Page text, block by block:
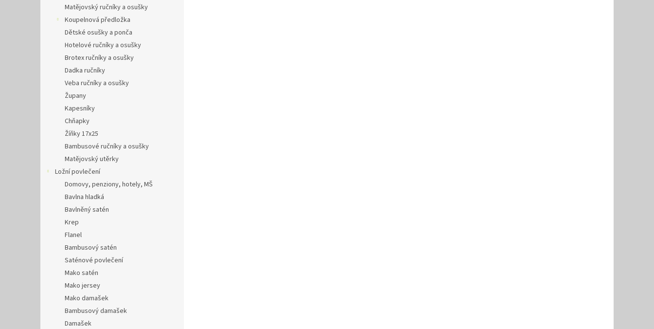
Matějovský ručníky a osušky
Koupelnová předložka
Dětské osušky a ponča
Hotelové ručníky a osušky
Brotex ručníky a osušky
Dadka ručníky
Veba ručníky a osušky
Župany
Kapesníky
Chňapky
Žíňky 17x25
Bambusové ručníky a osušky
Matějovský utěrky
Ložní povlečení
Domovy, penziony, hotely, MŠ
Bavlna hladká
Bavlněný satén
Krep
Flanel
Bambusový satén
Saténové povlečení
Mako satén
Mako jersey
Mako damašek
Bambusový damašek
Damašek